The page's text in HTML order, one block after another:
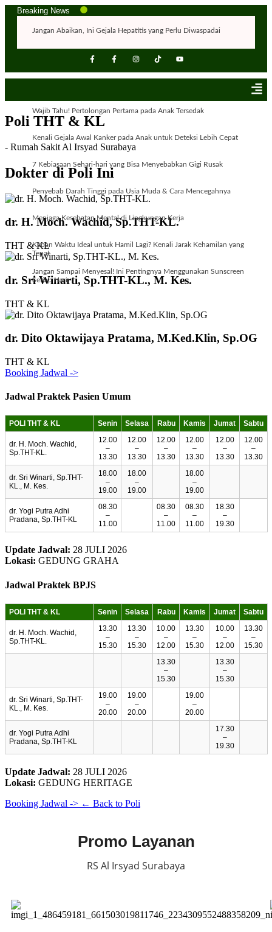
Breaking News
Jangan Abaikan, Ini Gejala Hepatitis yang Perlu Diwaspadai
Flu dan Batuk Tak Kunjung Sembuh? Kenali Penyebabnya!
Wajib Tahu! Pertolongan Pertama pada Anak Tersedak
Kenali Gejala Awal Kanker pada Anak untuk Deteksi Lebih Cepat
7 Kebiasaan Sehari-hari yang Bisa Menyebabkan Gigi Rusak
Penyebab Darah Tinggi pada Usia Muda & Cara Mencegahnya
Menjaga Kesehatan Mental di Lingkungan Kerja
Kapan Waktu Ideal untuk Hamil Lagi? Kenali Jarak Kehamilan yang
Tepat
Jangan Sampai Menyesal! Ini Pentingnya Menggunakan Sunscreen
Setiap Hari
Poli THT & KL
- Rumah Sakit Al Irsyad Surabaya
Dokter di Poli Ini
dr. H. Moch. Wachid, Sp.THT-KL.
THT & KL
dr. Sri Winarti, Sp.THT-KL., M. Kes.
THT & KL
dr. Dito Oktawijaya Pratama, M.Ked.Klin, Sp.OG
THT & KL
Booking Jadwal ->
Jadwal Praktek Pasien Umum
POLI THT & KL Senin Selasa Rabu Kamis Jumat Sabtu
dr. H. Moch. Wachid,
Sp.THT-KL.
12.00
–
13.30
12.00
–
13.30
12.00
–
13.30
12.00
–
13.30
12.00
–
13.30
12.00
–
13.30
dr. Sri Winarti, Sp.THT-
KL., M. Kes.
18.00
–
19.00
18.00
–
19.00
18.00
–
19.00
dr. Yogi Putra Adhi
Pradana, Sp.THT-KL
08.30
–
11.00
08.30
–
11.00
08.30
–
11.00
18.30
–
19.30
Update Jadwal: 28 JULI 2026
Lokasi: GEDUNG GRAHA
Jadwal Praktek BPJS
POLI THT & KL Senin Selasa Rabu Kamis Jumat Sabtu
dr. H. Moch. Wachid,
Sp.THT-KL.
13.30
–
15.30
13.30
–
15.30
10.00
–
12.00
13.30
–
15.30
10.00
–
12.00
13.30
–
15.30
13.30
–
15.30
13.30
–
15.30
dr. Sri Winarti, Sp.THT-
KL., M. Kes.
19.00
–
20.00
19.00
–
20.00
19.00
–
20.00
dr. Yogi Putra Adhi
Pradana, Sp.THT-KL
17.30
–
19.30
Update Jadwal: 28 JULI 2026
Lokasi: GEDUNG HERITAGE
Booking Jadwal -> ← Back to Poli
Promo Layanan
RS Al Irsyad Surabaya